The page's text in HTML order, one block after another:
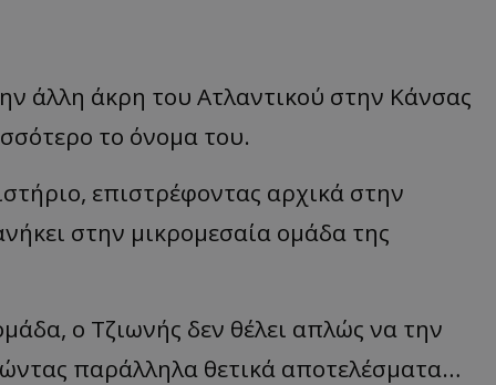
άλλη άκρη του Ατλαντικού στην Κάνσας
το όνομα του.
επιστρέφοντας αρχικά στην
στην μικρομεσαία ομάδα της
ο Τζιωνής δεν θέλει απλώς να την
παράλληλα θετικά αποτελέσματα…